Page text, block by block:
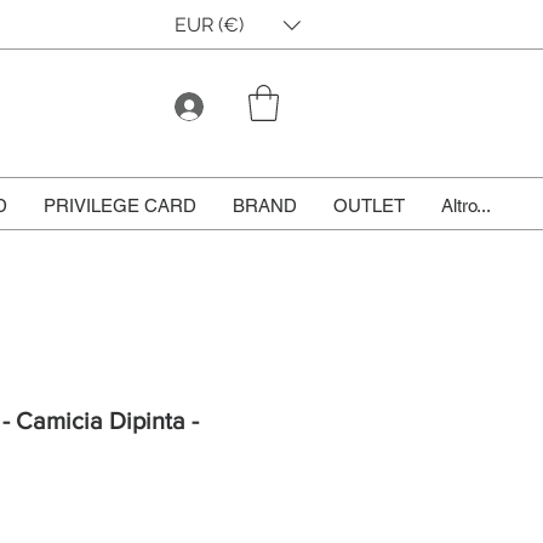
EUR (€)
PRIVILEGE CARD BRAND OUTLET Altro...
Camicia Dipinta -